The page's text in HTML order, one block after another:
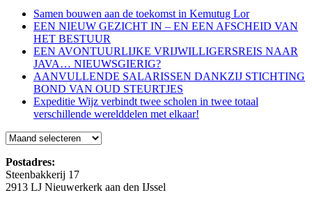
Samen bouwen aan de toekomst in Kemutug Lor
EEN NIEUW GEZICHT IN – EN EEN AFSCHEID VAN
HET BESTUUR
EEN AVONTUURLIJKE VRIJWILLIGERSREIS NAAR
JAVA… NIEUWSGIERIG?
AANVULLENDE SALARISSEN DANKZIJ STICHTING
BOND VAN OUD STEURTJES
Expeditie Wijz verbindt twee scholen in twee totaal
verschillende werelddelen met elkaar!
Blog
Postadres:
Steenbakkerij 17
2913 LJ Nieuwerkerk aan den IJssel